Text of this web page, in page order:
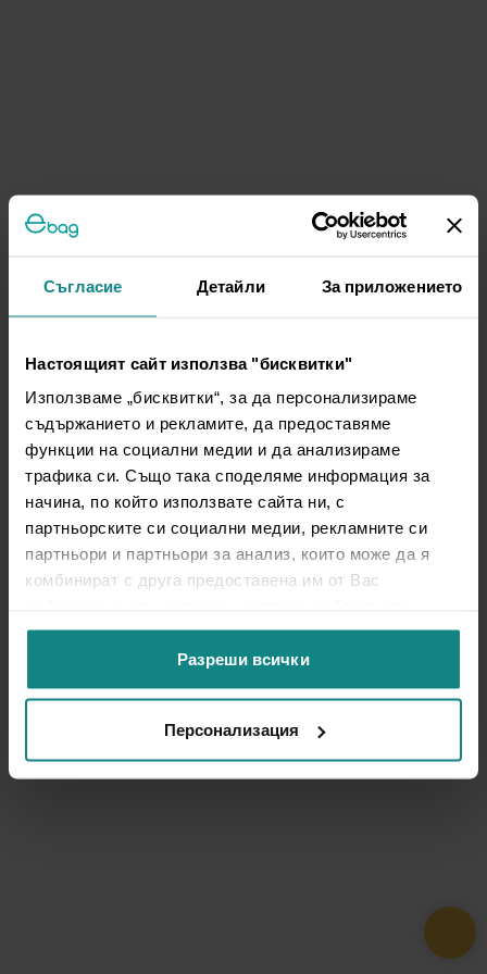
Съгласие Детайли За приложението
Настоящият сайт използва "бисквитки"
Използваме „бисквитки“, за да персонализираме
съдържанието и рекламите, да предоставяме
функции на социални медии и да анализираме
трафика си. Също така споделяме информация за
начина, по който използвате сайта ни, с
партньорските си социални медии, рекламните си
партньори и партньори за анализ, които може да я
комбинират с друга предоставена им от Вас
ползването от Ваша страна на услугите им.
Разреши всички
Персонализация